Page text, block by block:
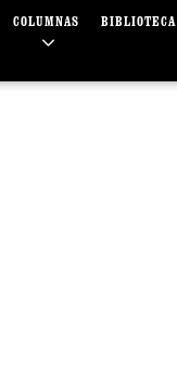
COLUMNAS BIBLIOTECA